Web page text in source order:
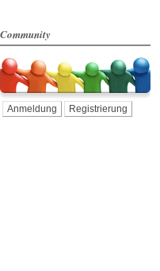
Community
Anmeldung Registrierung